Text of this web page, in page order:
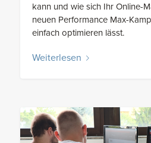
kann und wie sich Ihr Online-
neuen Performance Max-
einfach optimieren lässt.
Weiterlesen